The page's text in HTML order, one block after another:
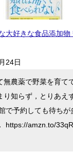
大好きな食品添加物
24日
無農薬で野菜を育て
り知らず，とりあえ
で予約しても待ちが
https://amzn.to/